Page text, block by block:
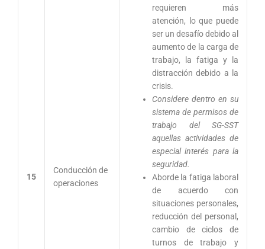
15
Conducción de
operaciones
requieren más
atención, lo que puede
ser un desafío debido al
aumento de la carga de
trabajo, la fatiga y la
distracción debido a la
crisis.
Considere dentro en su
sistema de permisos de
trabajo del SG-SST
aquellas actividades de
especial interés para la
seguridad.
Aborde la fatiga laboral
de acuerdo con
situaciones personales,
reducción del personal,
cambio de ciclos de
turnos de trabajo y